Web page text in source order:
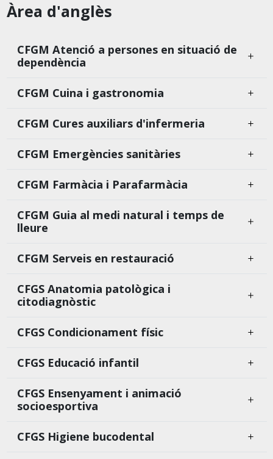
Àrea d'anglès
CFGM Atenció a persones en situació de
dependència
CFGM Cuina i gastronomia
CFGM Cures auxiliars d'infermeria
CFGM Emergències sanitàries
CFGM Farmàcia i Parafarmàcia
CFGM Guia al medi natural i temps de
lleure
CFGM Serveis en restauració
CFGS Anatomia patològica i
citodiagnòstic
CFGS Condicionament físic
CFGS Educació infantil
CFGS Ensenyament i animació
socioesportiva
CFGS Higiene bucodental